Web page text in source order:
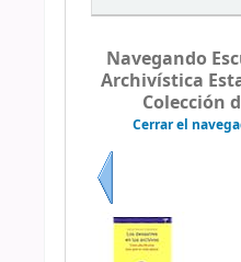
Navegando
Archivística
Colección
Cerrar el
Previo